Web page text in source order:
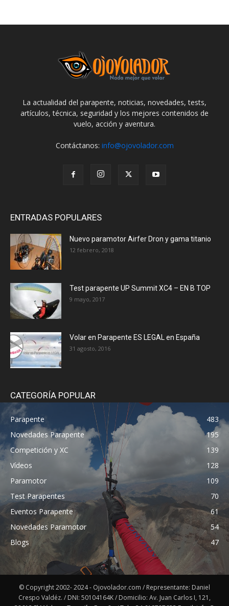
La actualidad del parapente, noticias, novedades, tests,
artículos, técnica, seguridad y los mejores contenidos de
vuelo, acción y aventura.
Contáctanos: info@ojovolador.com
ENTRADAS POPULARES
Nuevo paramotor Airfer Dron y gama titanio
12 febrero, 2018
Test parapente UP Summit XC4 – EN B TOP
9 mayo, 2017
Volar en Parapente ES LEGAL en España
31 agosto, 2016
CATEGORÍA POPULAR
Parapente
483
Novedades Parapente
195
Competición y XC
139
Vídeos
128
Paramotor
109
Test Parapentes
70
Eventos Parapente
61
Novedades Paramotor
54
Blogs
47
© Copyright 2002- 2024 - Ojovolador.com / Representante: Daniel
Crespo Valdéz. / DNI: 50104164K / Domicilio: Av. Juan Carlos I, 121,